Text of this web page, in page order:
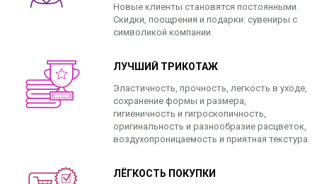
Новые клиенты становятся постоянными.
Скидки, поощрения и подарки: сувениры с
символикой компании.
ЛУЧШИЙ ТРИКОТАЖ
Эластичность, прочность, легкость в уходе,
сохранение формы и размера,
гигиеничность и гигроскопичность,
оригинальность и разнообразие расцветок,
воздухопроницаемость и приятная текстура.
ЛЁГКОСТЬ ПОКУПКИ